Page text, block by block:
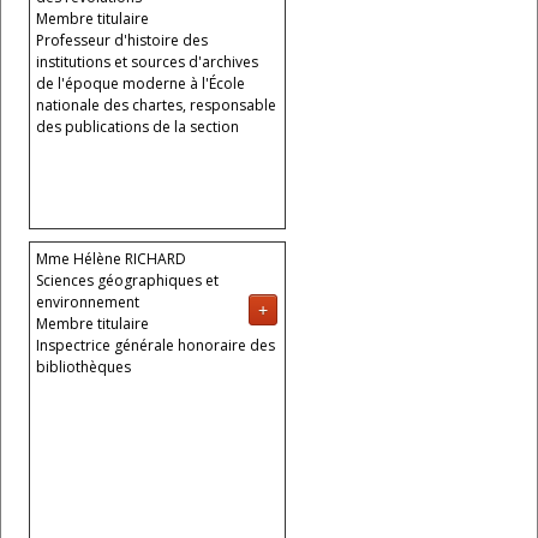
Membre titulaire
Professeur d'histoire des
institutions et sources d'archives
de l'époque moderne à l'École
nationale des chartes, responsable
des publications de la section
Mme Hélène RICHARD
+
Sciences géographiques et
environnement
Membre titulaire
Inspectrice générale honoraire des
bibliothèques